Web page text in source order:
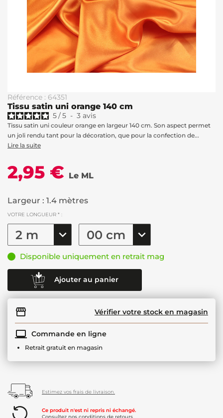
Référence : 64351
Tissu satin uni orange 140 cm
5/5 - 3 avis
Tissu satin uni couleur orange en largeur 140 cm. Son aspect permet
un joli rendu tant pour la décoration, que pour la confection de...
Lire la suite
2,95 € Le ML
Largeur : 1.4 mètres
VOTRE LONGUEUR * :
Disponible uniquement en retrait mag
Ajouter au panier
Vérifier votre stock en magasin
Commande en ligne
Retrait gratuit en magasin
Estimez vos frais de livraison.
Ce produit n'est ni repris ni échangé.